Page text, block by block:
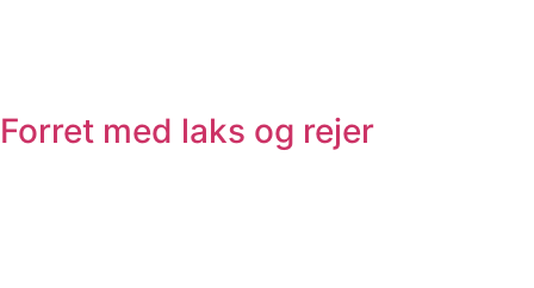
Forret med laks og rejer